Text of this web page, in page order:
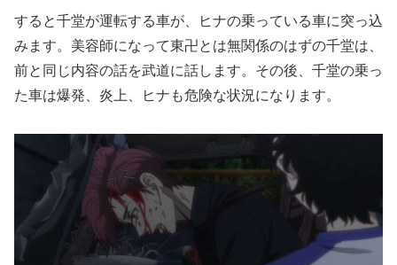
すると千堂が運転する車が、ヒナの乗っている車に突っ込
みます。美容師になって東卍とは無関係のはずの千堂は、
前と同じ内容の話を武道に話します。その後、千堂の乗っ
た車は爆発、炎上、ヒナも危険な状況になります。